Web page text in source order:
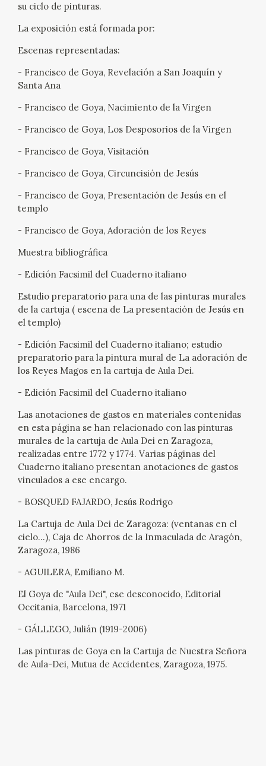
PREMIO ARAGÓN GOYA
EDICIONES
TIENDA
TIENDA ONLINE
CEDEA
RECURSOS EDUCATIVOS
FICHAS ARASAAC
su ciclo de pinturas.
La exposición está formada por:
Escenas representadas:
- Francisco de Goya, Revelación a San Joaquín y
Santa Ana
- Francisco de Goya, Nacimiento de la Virgen
- Francisco de Goya, Los Desposorios de la Virgen
- Francisco de Goya, Visitación
- Francisco de Goya, Circuncisión de Jesús
- Francisco de Goya, Presentación de Jesús en el
templo
- Francisco de Goya, Adoración de los Reyes
Muestra bibliográfica
- Edición Facsimil del Cuaderno italiano
Estudio preparatorio para una de las pinturas murales
de la cartuja ( escena de La presentación de Jesús en
el templo)
- Edición Facsimil del Cuaderno italiano; estudio
preparatorio para la pintura mural de La adoración de
los Reyes Magos en la cartuja de Aula Dei.
- Edición Facsimil del Cuaderno italiano
Las anotaciones de gastos en materiales contenidas
en esta página se han relacionado con las pinturas
murales de la cartuja de Aula Dei en Zaragoza,
realizadas entre 1772 y 1774. Varias páginas del
Cuaderno italiano presentan anotaciones de gastos
vinculados a ese encargo.
- BOSQUED FAJARDO, Jesús Rodrigo
La Cartuja de Aula Dei de Zaragoza: (ventanas en el
cielo...), Caja de Ahorros de la Inmaculada de Aragón,
Zaragoza, 1986
- AGUILERA, Emiliano M.
El Goya de "Aula Dei", ese desconocido, Editorial
Occitania, Barcelona, 1971
- GÁLLEGO, Julián (1919-2006)
Las pinturas de Goya en la Cartuja de Nuestra Señora
de Aula-Dei, Mutua de Accidentes, Zaragoza, 1975.